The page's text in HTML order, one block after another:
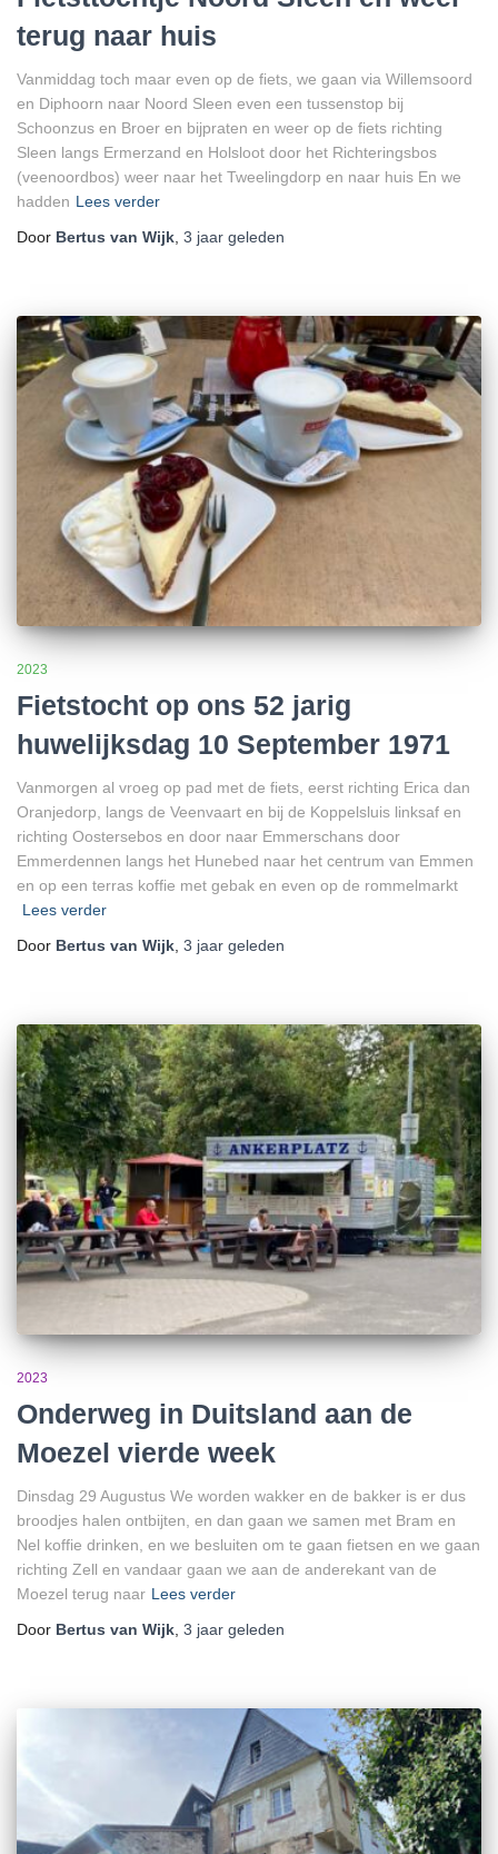
terug naar huis
Vanmiddag toch maar even op de fiets, we gaan via Willemsoord
en Diphoorn naar Noord Sleen even een tussenstop bij
Schoonzus en Broer en bijpraten en weer op de fiets richting
Sleen langs Ermerzand en Holsloot door het Richteringsbos
(veenoordbos) weer naar het Tweelingdorp en naar huis En we
hadden Lees verder
Door Bertus van Wijk, 3 jaar geleden
2023
Fietstocht op ons 52 jarig
huwelijksdag 10 September 1971
Vanmorgen al vroeg op pad met de fiets, eerst richting Erica dan
Oranjedorp, langs de Veenvaart en bij de Koppelsluis linksaf en
richting Oostersebos en door naar Emmerschans door
Emmerdennen langs het Hunebed naar het centrum van Emmen
en op een terras koffie met gebak en even op de rommelmarkt
Lees verder
Door Bertus van Wijk 3 jaar geleden
2023
Onderweg in Duitsland aan de
Moezel vierde week
Dinsdag 29 Augustus We worden wakker en de bakker is er dus
broodjes halen ontbijten, en dan gaan we samen met Bram en
Nel koffie drinken, en we besluiten om te gaan fietsen en we gaan
richting Zell en vandaar gaan we aan de anderekant van de
Moezel terug naar Lees verder
Door Bertus van Wijk 3 jaar geleden